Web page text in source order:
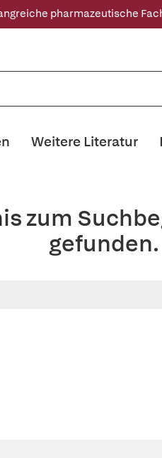
pharmazeutische
Weitere Literatur
zum
gefunden.